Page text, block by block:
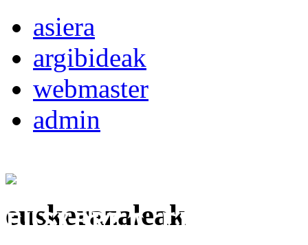
asiera
argibideak
webmaster
admin
Euskerea Erabilte
euskerazaleak